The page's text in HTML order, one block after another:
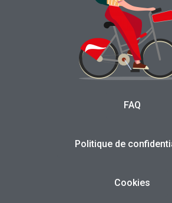
FAQ
Politique de
Cookies